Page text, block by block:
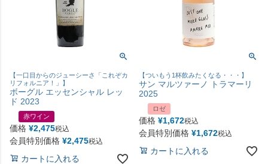
【一口目からのジューシーさ「これぞカ
リフォルニア！」】
ボーグル エッセンシャル レッ
ド 2023
赤ワイン
価格 ¥2,475税込
会員特別価格 ¥2,475税込
カートに入れる
【ついもう1杯飲みたくなる・・・】
サン マルツァーノ トラマーリ
2025
ロゼ
価格 ¥1,672税込
会員特別価格 ¥1,672税込
カートに入れる